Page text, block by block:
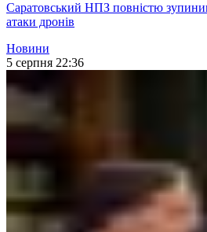
Саратовський НПЗ повністю
атаки дронів
Новини
5 серпня 22:36